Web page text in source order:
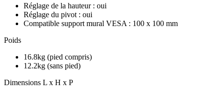
Réglage de la hauteur : oui
Réglage du pivot : oui
Compatible support mural VESA : 100 x 100 mm
Poids
16.8kg (pied compris)
12.2kg (sans pied)
Dimensions L x H x P